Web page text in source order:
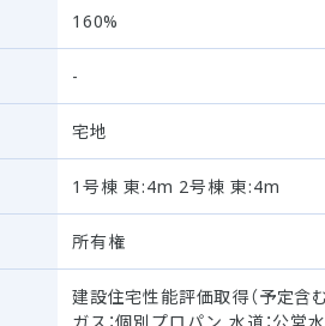
160%
-
宅地
1号棟 東:4m 2号棟 東:4m
所有権
建設住宅性能評価取得（予定含む